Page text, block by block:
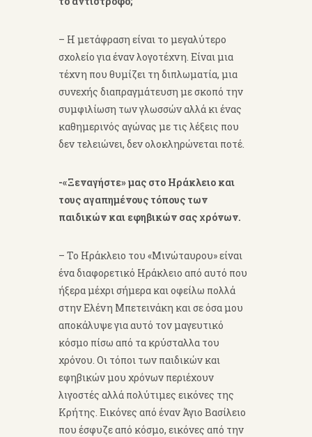
– Η μετάφραση είναι το μεγαλύτερο
σχολείο για έναν λογοτέχνη. Είναι μια
τέχνη που θυμίζει τη διπλωματία, μια
συνεχής διαπραγμάτευση με σκοπό την
συμφιλίωση των γλωσσών αλλά κι ένας
καθημερινός αγώνας με τις λέξεις που
δεν τελειώνει, δεν ολοκληρώνεται ποτέ.
-«Ξεναγήστε» μας στο Ηράκλειο και
τους αγαπημένους τόπους των
παιδικών και εφηβικών σας χρόνων.
– Το Ηράκλειο του «Μινώταυρου» είναι
ένα διαφορετικό Ηράκλειο από αυτό που
ήξερα μέχρι σήμερα και οφείλω πολλά
στην Ελένη Μπετεινάκη και σε όσα μου
αποκάλυψε για αυτό τον μαγευτικό
κόσμο πίσω από τα κρύσταλλα του
χρόνου. Οι τόποι των παιδικών και
εφηβικών μου χρόνων περιέχουν
λιγοστές αλλά πολύτιμες εικόνες της
Κρήτης. Εικόνες από έναν Άγιο Βασίλειο
που έσφυζε από κόσμο, εικόνες από την